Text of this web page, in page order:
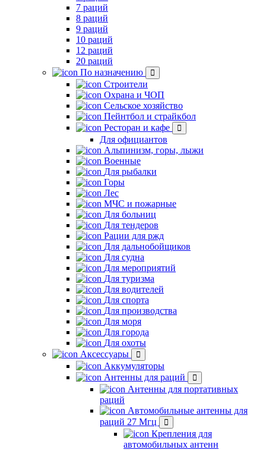
7 раций
8 раций
9 раций
10 раций
12 раций
20 раций
По назначению
Строители
Охрана и ЧОП
Сельское хозяйство
Пейнтбол и страйкбол
Ресторан и кафе
Для официантов
Альпинизм, горы, лыжи
Военные
Для рыбалки
Горы
Лес
МЧС и пожарные
Для больниц
Для тендеров
Рации для ржд
Для дальнобойщиков
Для судна
Для мероприятий
Для туризма
Для водителей
Для спорта
Для производства
Для моря
Для города
Для охоты
Аксессуары
Аккумуляторы
Антенны для раций
Антенны для портативных
раций
Автомобильные антенны для
раций 27 Мгц
Крепления для
автомобильных антенн